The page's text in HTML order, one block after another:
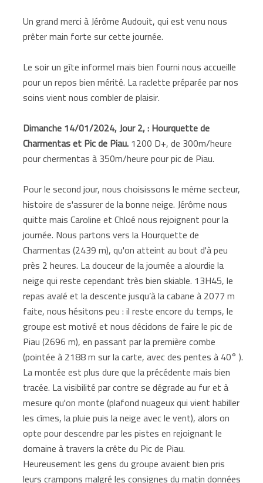
Un grand merci à Jérôme Audouit, qui est venu nous
prêter main forte sur cette journée.
Le soir un gîte informel mais bien fourni nous accueille
pour un repos bien mérité. La raclette préparée par nos
soins vient nous combler de plaisir.
Dimanche 14/01/2024, Jour 2, : Hourquette de
Charmentas et Pic de Piau.1200 D+, de 300m/heure
pour chermentas à 350m/heure pour pic de Piau.
Pour le second jour, nous choisissons le même secteur,
histoire de s'assurer de la bonne neige. Jérôme nous
quitte mais Caroline et Chloé nous rejoignent pour la
journée. Nous partons vers la Hourquette de
Charmentas (2439 m), qu'on atteint au bout d'à peu
près 2 heures. La douceur de la journée a alourdie la
neige qui reste cependant très bien skiable. 13H45, le
repas avalé et la descente jusqu’à la cabane à 2077 m
faite, nous hésitons peu : il reste encore du temps, le
groupe est motivé et nous décidons de faire le pic de
Piau (2696 m), en passant par la première combe
(pointée à 2188 m sur la carte, avec des pentes à 40° ).
La montée est plus dure que la précédente mais bien
tracée. La visibilité par contre se dégrade au fur et à
mesure qu'on monte (plafond nuageux qui vient habiller
les cîmes, la pluie puis la neige avec le vent), alors on
opte pour descendre par les pistes en rejoignant le
domaine à travers la crête du Pic de Piau.
Heureusement les gens du groupe avaient bien pris
leurs crampons malgré les consignes du matin données